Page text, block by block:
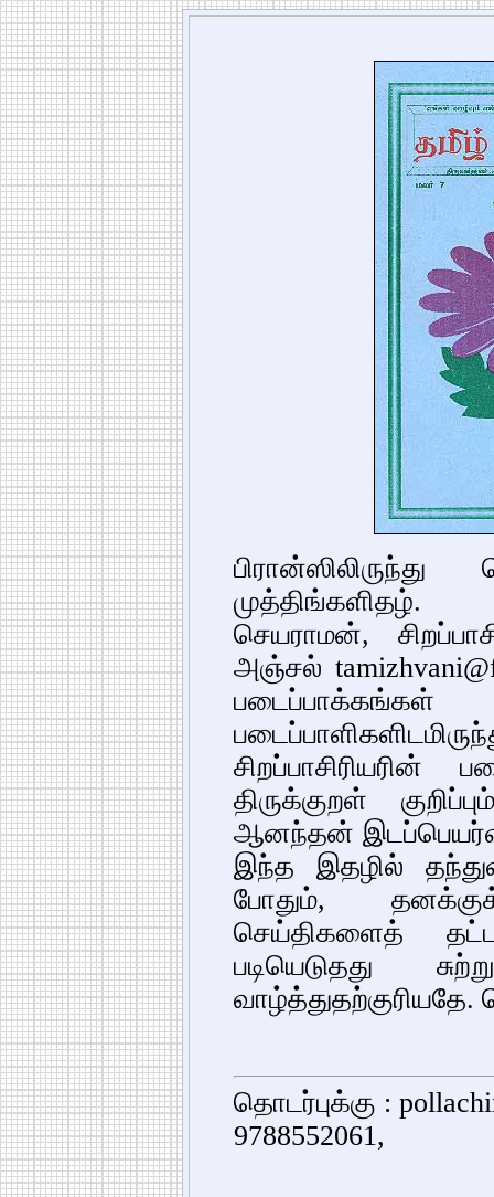
முத்திங்களிதழ்.
செயராமன்,
அஞ்சல்
சிறப்பாசிரியரின்
திருக்குறள்
ஆனந்தன் இடப்பெயர்வு
இந்த இதழில்
போதும்,
செய்திகளைத்
படியெடுதது
வாழ்த்துதற்குரியதே.
தொடர்புக்கு :
9788552061,